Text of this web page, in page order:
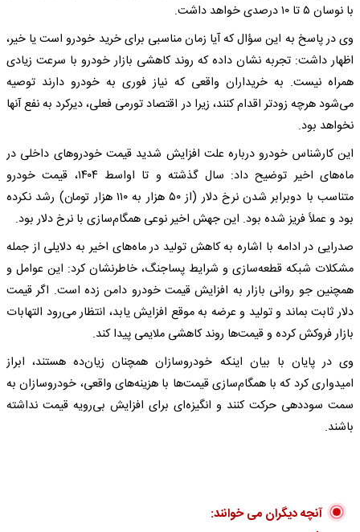
با نوسان ۵ تا ۱۰ درصدی خواهد داشت.
وی در پاسخ به این سؤال که آیا زمان مناسبی برای خرید خودرو است یا خیر،
اظهار داشت: تجربه نشان داده که روند کاهشی بازار خودرو با سرعت زیادی
همراه نیست. به خریداران واقعی که نیاز فوری به خودرو دارند توصیه
می‌شود هرچه زودتر اقدام کنند، زیرا در اقتصاد تورمی فعلی، دیرکرد به نفع آنها
نخواهد بود.
این کارشناس خودرو درباره علت افزایش شدید قیمت خودروهای داخلی در
ماه‌های اخیر توضیح داد: سال گذشته و تا اواسط ۱۴۰۴، قیمت خودرو
متناسب با دوبرابر شدن نرخ دلار (از ۵۰ هزار به ۱۱۰ هزار تومان) رشد نکرده
بود و عملاً فریز شده بود. این جهش اخیر نوعی همگام‌سازی با نرخ دلار بود.
صدرایی در ادامه با اشاره به کاهش تولید در ماه‌های اخیر به دلایلی از جمله
مشکلات شبکه قطعه‌سازی و شرایط پساجنگ، خاطرنشان کرد: این عوامل و
همچنین جو روانی بازار به افزایش قیمت خودرو دامن زده است. اگر قیمت
دلار ثابت بماند و تولید و عرضه به موقع افزایش یابد، انتظار می‌رود التهابات
بازار فروکش کرده و قیمت‌ها روند کاهشی ملایمی پیدا کند.
وی در پایان با بیان اینکه خودروسازان همچنان زیان‌ده هستند، ابراز
امیدواری کرد که با همگام‌سازی قیمت‌ها با هزینه‌های واقعی، خودروسازان به
سمت سوددهی حرکت کنند و انگیزه‌ای برای افزایش بی‌رویه قیمت نداشته
باشند.
آنچه دیگران می خوانند: